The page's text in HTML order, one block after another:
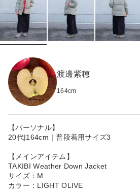
渡邊紫穂
164cm
【パーソナル】
20代|164cm｜普段着用サイズ3
【メインアイテム】
TAKIBI Weather Down Jacket
サイズ：M
カラー：LIGHT OLIVE